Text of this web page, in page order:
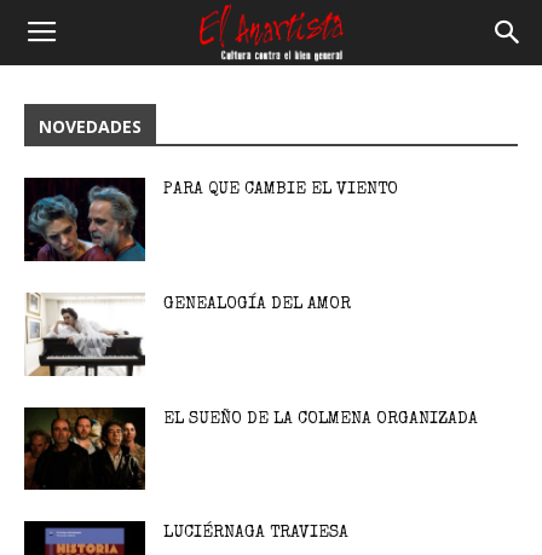
Anartista
NOVEDADES
PARA QUE CAMBIE EL VIENTO
GENEALOGÍA DEL AMOR
EL SUEÑO DE LA COLMENA ORGANIZADA
LUCIÉRNAGA TRAVIESA